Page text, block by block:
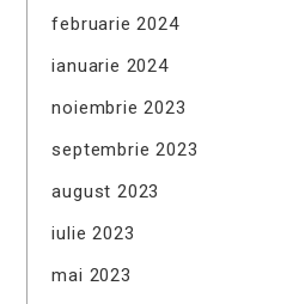
februarie 2024
ianuarie 2024
noiembrie 2023
septembrie 2023
august 2023
iulie 2023
mai 2023